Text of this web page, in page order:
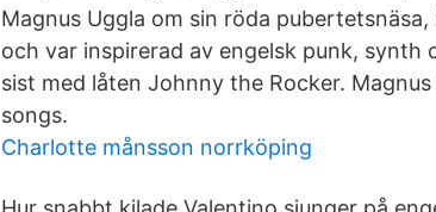
Magnus Uggla om sin röda
och var inspirerad av engelsk punk, synth
sist med låten Johnny the Rocker.
songs.
Charlotte månsson norrköping